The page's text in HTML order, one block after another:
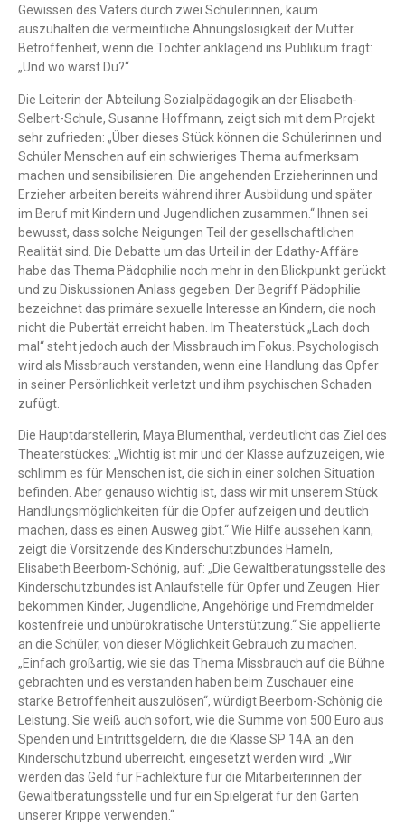
Gewissen des Vaters durch zwei Schülerinnen, kaum
auszuhalten die vermeintliche Ahnungslosigkeit der Mutter.
Betroffenheit, wenn die Tochter anklagend ins Publikum fragt:
„Und wo warst Du?“
Die Leiterin der Abteilung Sozialpädagogik an der Elisabeth-
Selbert-Schule, Susanne Hoffmann, zeigt sich mit dem Projekt
sehr zufrieden: „Über dieses Stück können die Schülerinnen und
Schüler Menschen auf ein schwieriges Thema aufmerksam
machen und sensibilisieren. Die angehenden Erzieherinnen und
Erzieher arbeiten bereits während ihrer Ausbildung und später
im Beruf mit Kindern und Jugendlichen zusammen.“ Ihnen sei
bewusst, dass solche Neigungen Teil der gesellschaftlichen
Realität sind. Die Debatte um das Urteil in der Edathy-Affäre
habe das Thema Pädophilie noch mehr in den Blickpunkt gerückt
und zu Diskussionen Anlass gegeben. Der Begriff Pädophilie
bezeichnet das primäre sexuelle Interesse an Kindern, die noch
nicht die Pubertät erreicht haben. Im Theaterstück „Lach doch
mal“ steht jedoch auch der Missbrauch im Fokus. Psychologisch
wird als Missbrauch verstanden, wenn eine Handlung das Opfer
in seiner Persönlichkeit verletzt und ihm psychischen Schaden
zufügt.
Die Hauptdarstellerin, Maya Blumenthal, verdeutlicht das Ziel des
Theaterstückes: „Wichtig ist mir und der Klasse aufzuzeigen, wie
schlimm es für Menschen ist, die sich in einer solchen Situation
befinden. Aber genauso wichtig ist, dass wir mit unserem Stück
Handlungsmöglichkeiten für die Opfer aufzeigen und deutlich
machen, dass es einen Ausweg gibt.“ Wie Hilfe aussehen kann,
zeigt die Vorsitzende des Kinderschutzbundes Hameln,
Elisabeth Beerbom-Schönig, auf: „Die Gewaltberatungsstelle des
Kinderschutzbundes ist Anlaufstelle für Opfer und Zeugen. Hier
bekommen Kinder, Jugendliche, Angehörige und Fremdmelder
kostenfreie und unbürokratische Unterstützung.“ Sie appellierte
an die Schüler, von dieser Möglichkeit Gebrauch zu machen.
„Einfach großartig, wie sie das Thema Missbrauch auf die Bühne
gebrachten und es verstanden haben beim Zuschauer eine
starke Betroffenheit auszulösen“, würdigt Beerbom-Schönig die
Leistung. Sie weiß auch sofort, wie die Summe von 500 Euro aus
Spenden und Eintrittsgeldern, die die Klasse SP 14A an den
Kinderschutzbund überreicht, eingesetzt werden wird: „Wir
werden das Geld für Fachlektüre für die Mitarbeiterinnen der
Gewaltberatungsstelle und für ein Spielgerät für den Garten
unserer Krippe verwenden.“